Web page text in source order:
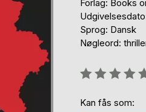
Forlag: Books
Sprog: Dansk
Nøgleord:
Anmeldelse::
Kan fås som: